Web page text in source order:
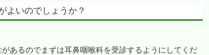
よいのでしょうか？
あるのでまずは耳鼻咽喉科を受診するようにしてくだ